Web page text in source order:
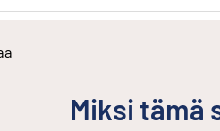
Miksi tämä